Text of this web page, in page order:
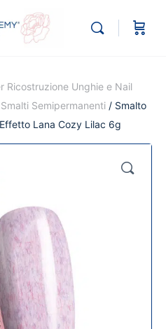
Ricostruzione Unghie e Nail
Smalti Semipermanenti / Smalto
Lana Cozy Lilac 6g
🔍